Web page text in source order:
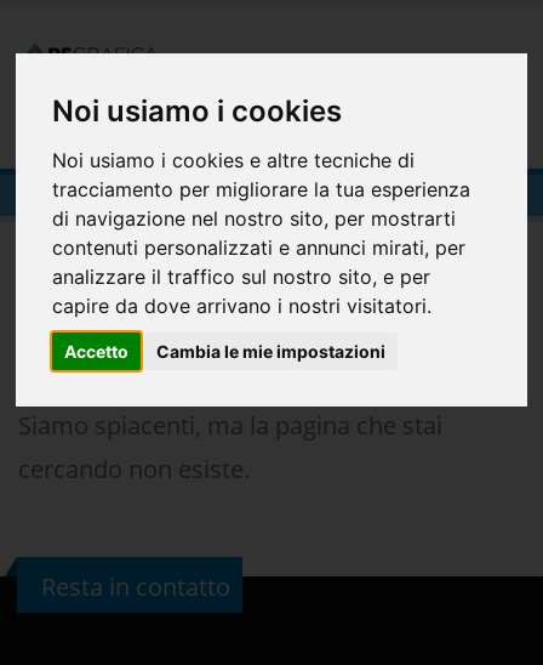
Noi usiamo i cookies
Noi usiamo i cookies e altre tecniche di
tracciamento per migliorare la tua esperienza
di navigazione nel nostro sito, per mostrarti
contenuti personalizzati e annunci mirati, per
analizzare il traffico sul nostro sito, e per
capire da dove arrivano i nostri visitatori.
Accetto Cambia le mie impostazioni
404-Pagina Non Trovata
404
Siamo spiacenti, ma la pagina che stai
cercando non esiste.
Resta in contatto